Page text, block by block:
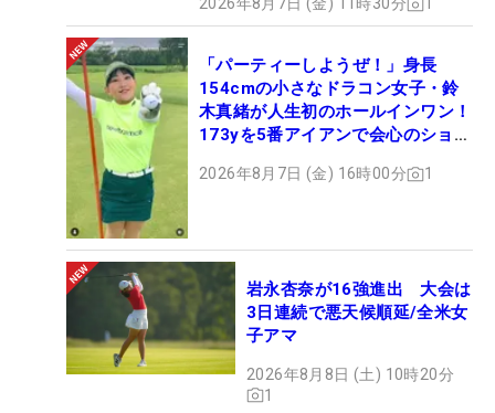
「パーティーしようぜ！」身長
154cmの小さなドラコン女子・鈴
木真緒が人生初のホールインワン！
173yを5番アイアンで会心のショッ
2026年8月7日 (金) 16時00分 1
岩永杏奈が16強進出 大会は
3日連続で悪天候順延/全米女
子アマ
2026年8月8日 (土) 10時20分
1